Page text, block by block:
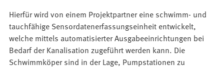
Hierfür wird von einem Projektpartner eine schwimm- und
tauchfähige Sensordatenerfassungseinheit entwickelt,
welche mittels automatisierter Ausgabeeinrichtungen bei
Bedarf der Kanalisation zugeführt werden kann. Die
Schwimmköper sind in der Lage, Pumpstationen zu